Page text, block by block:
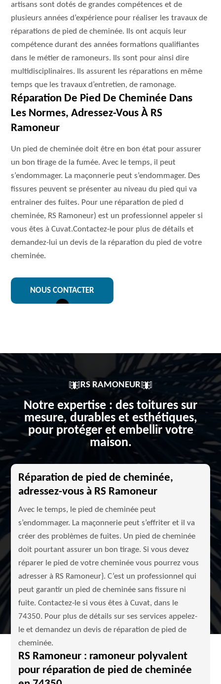
artisans sont dotés de grandes compétences et de
plusieurs années d’expérience pour réaliser les travaux de
réparations de pied de cheminée. Ils ont acquis leur
compétence durant des années formations qualifiantes
dans le métier de ramoneurs. Ils sont pour ainsi dire
multidisciplinaires. Ils assurent les réparations en même
temps que les travaux d’entretien, de ramonage.
Réparation De Pied De Cheminée Dans
Les Normes, Adressez-Vous À RS
Ramoneur
Un pied de cheminée doit être en bon état pour assurer
un bon tirage de la fumée. Avec le temps, il peut
s’endommager. La maçonnerie peut s’endommager. Des
fissures peuvent se présenter au niveau du pied qui va
entrainer des fuites. Pour une réparation de pied d
cheminée, RS Ramoneur) est un professionnel appeler si
vous êtes à Cuvat.Contactez-le pour plus de détails et
demandez-lui un devis de la réparation du pied de votre
cheminée.
NOUS CONTACTER
RS RAMONEUR
Notre expertise : des toitures sur
mesure, durables et esthétiques,
pour protéger et embellir votre
maison.
Réparation de pied de cheminée,
adressez-vous à RS Ramoneur
Avec le temps, le pied de cheminée peut
s’endommager. La maçonnerie peut s’effriter et il va
créer des problèmes de fuites. Un pied de cheminée
doit pourtant assurer un bon tirage. Si vous devez
réparer le pied de votre cheminée vous pourrez vous
adresser à RS Ramoneur}. C’est un professionnel qui
peut garantir un pied de cheminée sans fissure ni
fuite. Contactez-le si vous êtes à Cuvat, dans le
74350. Pour plus de détails sur ses services appelez-
le et demandez un devis de réparation de pied de
cheminée.
RS Ramoneur : ramoneur polyvalent
pour réparation de pied de cheminée